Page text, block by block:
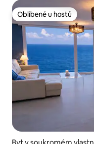
Oblíbené u hostů
Oblíbené u hostů